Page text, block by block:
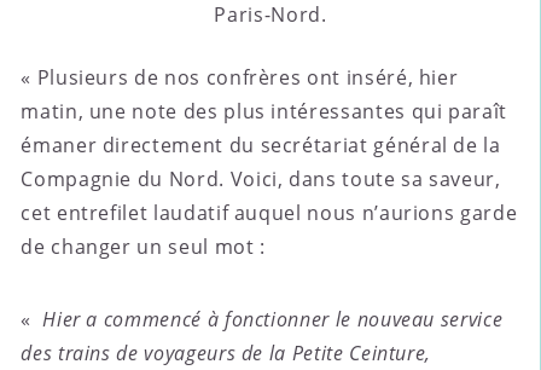
Paris-Nord.
« Plusieurs de nos confrères ont inséré, hier
matin, une note des plus intéressantes qui paraît
émaner directement du secrétariat général de la
Compagnie du Nord. Voici, dans toute sa saveur,
cet entrefilet laudatif auquel nous n’aurions garde
de changer un seul mot :
« Hier a commencé à fonctionner le nouveau service
des trains de voyageurs de la Petite Ceinture,